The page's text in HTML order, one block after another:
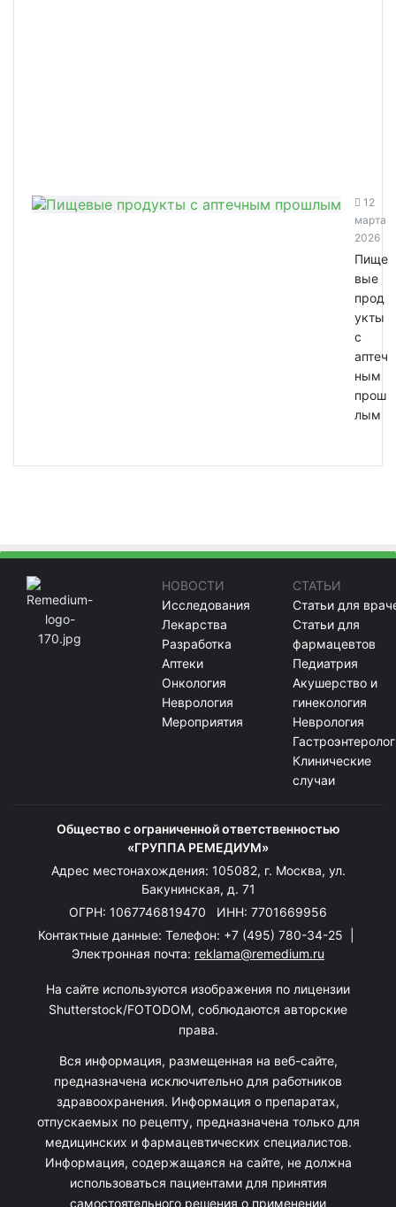
12
марта
2026
Пище
вые
прод
укты
с
аптеч
ным
прош
лым
НОВОСТИ
Исследования
Лекарства
Разработка
Аптеки
Онкология
Неврология
Мероприятия
СТАТЬИ
Статьи для
Статьи для
фармацевтов
Педиатрия
Акушерство и
гинекология
Неврология
Клинические
случаи
Общество с ограниченной ответственностью
«ГРУППА РЕМЕДИУМ»
Адрес местонахождения: 105082, г. Москва, ул.
Бакунинская, д. 71
ОГРН: 1067746819470 ИНН: 7701669956
Контактные данные: Телефон: +7 (495) 780-34-25
Электронная почта: reklama@remedium.ru
На сайте используются изображения по лицензии
Shutterstock/FOTODOM, соблюдаются авторские
права.
Вся информация, размещенная на веб-сайте,
предназначена исключительно для работников
здравоохранения. Информация о препаратах,
отпускаемых по рецепту, предназначена только для
медицинских и фармацевтических специалистов.
Информация, содержащаяся на сайте, не должна
использоваться пациентами для принятия
самостоятельного решения о применении